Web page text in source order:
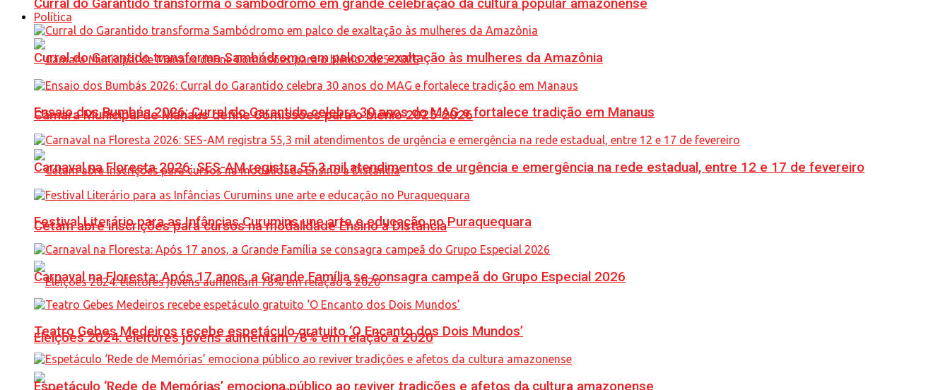
Política
Câmara Municipal de Manaus define Comissões para o biênio 2025-2026
Cetam abre inscrições para cursos na modalidade Ensino a Distância
Eleições 2024: eleitores jovens aumentam 78% em relação a 2020
Curral do Garantido transforma o sambódromo em grande celebração da cultura popular amazonense
Curral do Garantido transforma Sambódromo em palco de exaltação às mulheres da Amazônia
Ensaio dos Bumbás 2026: Curral do Garantido celebra 30 anos do MAG e fortalece tradição em Manaus
Carnaval na Floresta 2026: SES-AM registra 55,3 mil atendimentos de urgência e emergência na rede estadual, entre 12 e 17 de fevereiro
Festival Literário para as Infâncias Curumins une arte e educação no Puraquequara
Carnaval na Floresta: Após 17 anos, a Grande Família se consagra campeã do Grupo Especial 2026
Teatro Gebes Medeiros recebe espetáculo gratuito ‘O Encanto dos Dois Mundos’
Espetáculo ‘Rede de Memórias’ emociona público ao reviver tradições e afetos da cultura amazonense